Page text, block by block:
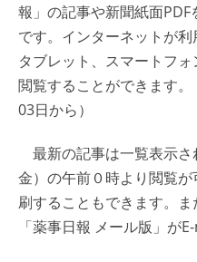
報」の記事や新聞紙面
です。インターネットが利
タブレット、スマートフ
閲覧することができます
03日から）
最新の記事は一覧表示さ
金）の午前０時より閲覧
刷することもできます。
「薬事日報 メール版」が